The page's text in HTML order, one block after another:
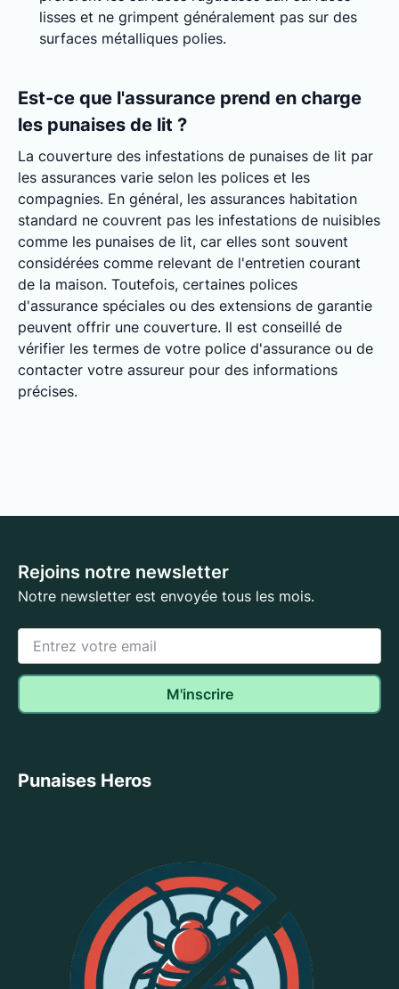
lisses et ne grimpent généralement pas sur des
surfaces métalliques polies.
Est-ce que l'assurance prend en charge
les punaises de lit ?
La couverture des infestations de punaises de lit par
les assurances varie selon les polices et les
compagnies. En général, les assurances habitation
standard ne couvrent pas les infestations de nuisibles
comme les punaises de lit, car elles sont souvent
considérées comme relevant de l'entretien courant
de la maison. Toutefois, certaines polices
d'assurance spéciales ou des extensions de garantie
peuvent offrir une couverture. Il est conseillé de
vérifier les termes de votre police d'assurance ou de
contacter votre assureur pour des informations
précises.
Rejoins notre newsletter
Notre newsletter est envoyée tous les mois.
Punaises Heros